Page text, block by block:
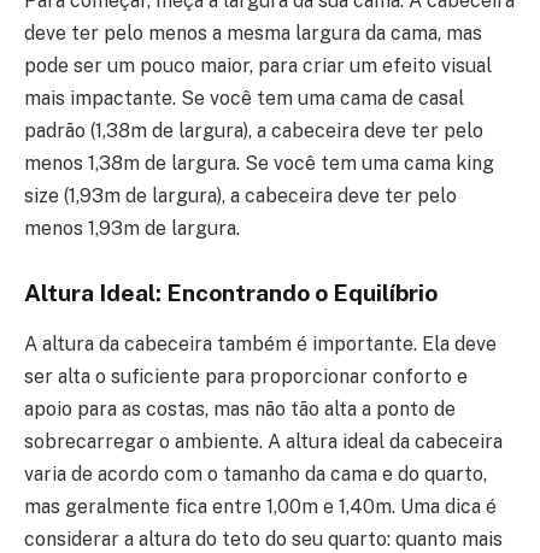
deve ter pelo menos a mesma largura da cama, mas
pode ser um pouco maior, para criar um efeito visual
mais impactante. Se você tem uma cama de casal
padrão (1,38m de largura), a cabeceira deve ter pelo
menos 1,38m de largura. Se você tem uma cama king
size (1,93m de largura), a cabeceira deve ter pelo
menos 1,93m de largura.
Altura Ideal: Encontrando o Equilíbrio
A altura da cabeceira também é importante. Ela deve
ser alta o suficiente para proporcionar conforto e
apoio para as costas, mas não tão alta a ponto de
sobrecarregar o ambiente. A altura ideal da cabeceira
varia de acordo com o tamanho da cama e do quarto,
mas geralmente fica entre 1,00m e 1,40m. Uma dica é
considerar a altura do teto do seu quarto: quanto mais